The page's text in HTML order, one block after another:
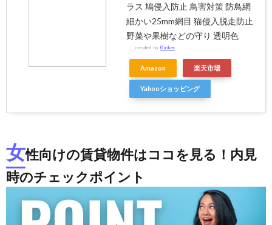
ラス 鳩侵入防止 鳥害対策 防鳥網
細かい25mm網目 猫侵入脱走防止
野菜や果樹などの守り 透明色
created by Rinker
Amazon 楽天市場
Yahooショッピング
女性向けの賃貸物件はココを見る！内見
時のチェックポイント